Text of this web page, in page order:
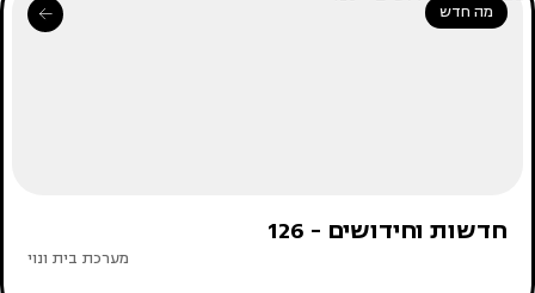
מה חדש
חדשות וחידושים - 126
מערכת בית ונוי